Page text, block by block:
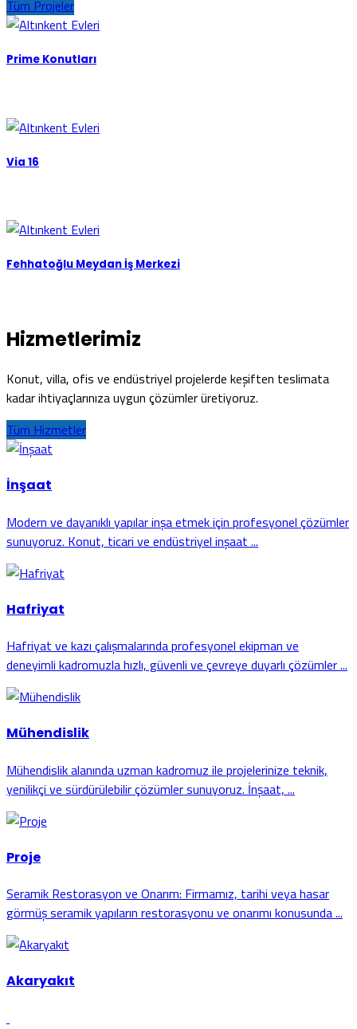
Tüm Projeler
Prime Konutları
Via 16
Fehhatoğlu Meydan İş Merkezi
Hizmetlerimiz
Konut, villa, ofis ve endüstriyel projelerde keşiften teslimata
kadar ihtiyaçlarınıza uygun çözümler üretiyoruz.
Tüm Hizmetler
İnşaat
Modern ve dayanıklı yapılar inşa etmek için profesyonel çözümler
sunuyoruz. Konut, ticari ve endüstriyel inşaat ...
Hafriyat
Hafriyat ve kazı çalışmalarında profesyonel ekipman ve
deneyimli kadromuzla hızlı, güvenli ve çevreye duyarlı çözümler ...
Mühendislik
Mühendislik alanında uzman kadromuz ile projelerinize teknik,
yenilikçi ve sürdürülebilir çözümler sunuyoruz. İnşaat, ...
Proje
Seramik Restorasyon ve Onarım: Firmamız, tarihi veya hasar
görmüş seramik yapıların restorasyonu ve onarımı konusunda ...
Akaryakıt